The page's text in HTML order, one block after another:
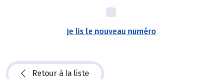
Je lis le nouveau numéro
Retour à la liste